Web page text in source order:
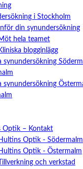
i Stockholm
Inför din synundersökning
hela teamet
blogginlägg
Optik – Kontakt
Optik - Södermalm
Optik - Östermalm
Tillverkning och verkstad